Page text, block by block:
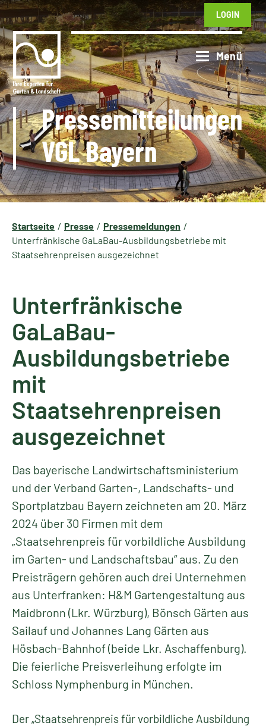
LOGIN
Pressemitteilungen
VGL Bayern
Startseite Presse
Pressemeldungen
Unterfränkische GaLaBau-Ausbildungsbetriebe mit
Staatsehrenpreisen ausgezeichnet
Unterfränkische
GaLaBau-
Ausbildungsbetriebe
mit
Staatsehrenpreisen
ausgezeichnet
Das bayerische Landwirtschaftsministerium
und der Verband Garten-, Landschafts- und
Sportplatzbau Bayern zeichneten am 20. März
2024 über 30 Firmen mit dem
„Staatsehrenpreis für vorbildliche Ausbildung
im Garten- und Landschaftsbau“ aus. Zu den
Preisträgern gehören auch drei Unternehmen
aus Unterfranken: H&M Gartengestaltung aus
Maidbronn (Lkr. Würzburg), Bönsch Gärten aus
Sailauf und Johannes Lang Gärten aus
Hösbach-Bahnhof (beide Lkr. Aschaffenburg).
Die feierliche Preisverleihung erfolgte im
Schloss Nymphenburg in München.
Der „Staatsehrenpreis für vorbildliche Ausbildung